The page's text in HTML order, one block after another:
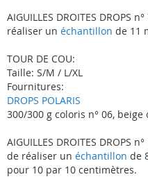
AIGUILLES DROITES
réaliser un échantillon de 11
TOUR DE COU:
Taille: S/M / L/XL
Fournitures:
DROPS POLARIS
300/300 g coloris n° 06, beige
AIGUILLES DROITES DROPS
de réaliser un échantillon de
pour 10 par 10 centimètres.